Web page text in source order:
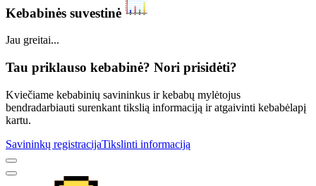
Kebabinės suvestinė
Jau greitai...
Tau priklauso kebabinė? Nori prisidėti?
Kviečiame kebabinių savininkus ir kebabų mylėtojus
bendradarbiauti surenkant tikslią informaciją ir atgaivinti kebabėlapį
kartu.
Savininkų registracijaTikslinti informaciją